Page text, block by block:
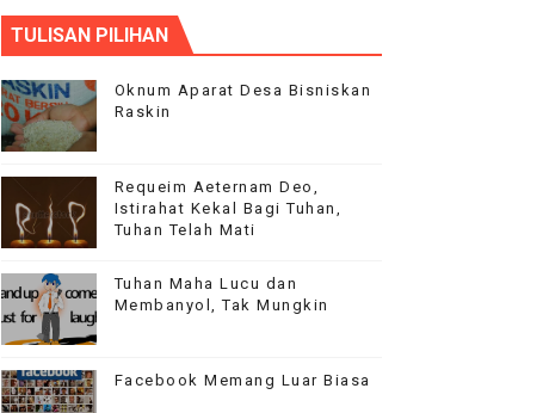
Aplha Blog
Our flagship theme is highly customizable through
the options panel, so you can modify the design,
layout and typography.
TULISAN PILIHAN
Oknum Aparat Desa Bisniskan
Raskin
Requeim Aeternam Deo,
Istirahat Kekal Bagi Tuhan,
Tuhan Telah Mati
Tuhan Maha Lucu dan
Membanyol, Tak Mungkin
Facebook Memang Luar Biasa